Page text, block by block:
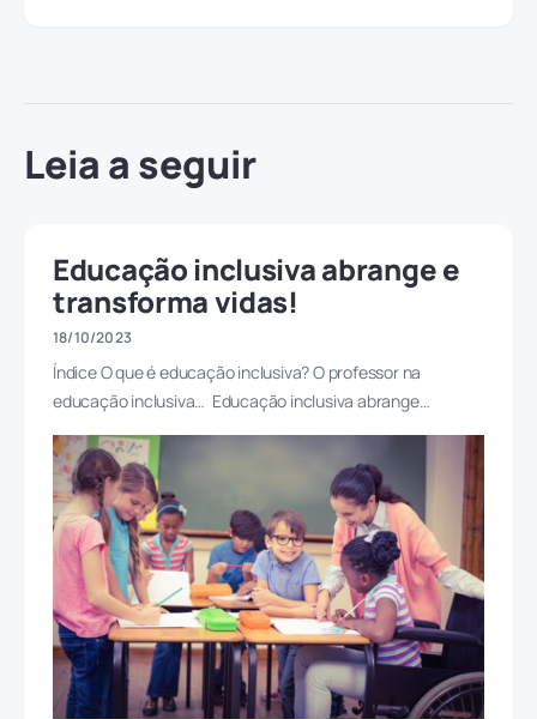
Leia a seguir
Educação inclusiva abrange e
transforma vidas!
18/10/2023
Índice O que é educação inclusiva? O professor na
educação inclusiva… Educação inclusiva abrange…